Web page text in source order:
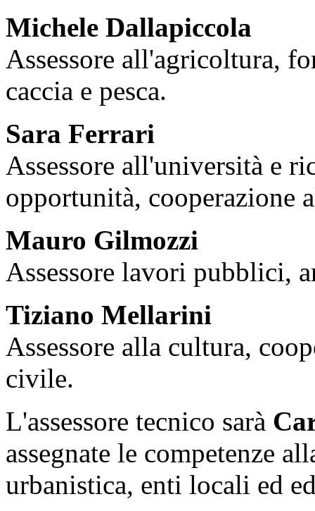
Michele Dallapiccola
Assessore all'agricoltura,
caccia e pesca.
Sara Ferrari
Assessore all'università e
opportunità, cooperazione
Mauro Gilmozzi
Assessore lavori pubblici,
Tiziano Mellarini
Assessore alla cultura,
civile.
L'assessore tecnico sarà
assegnate le competenze
urbanistica, enti locali ed